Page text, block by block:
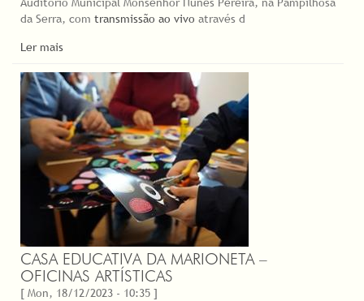
da Serra, com transmissão ao vivo através d
Ler mais
CASA EDUCATIVA DA MARIONETA –
OFICINAS ARTÍSTICAS
[ Mon, 18/12/2023 - 10:35 ]